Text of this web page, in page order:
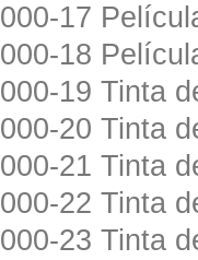
000-17
000-18
000-19 Tinta
000-20 Tinta
000-21 Tinta
000-22 Tinta
000-23 Tinta